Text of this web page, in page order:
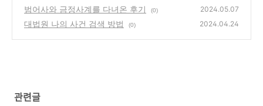
지 간단하게 정리
(0)
범어사와 금정사계를 다녀온 후기 (0) 2024.05.07
대법원 나의 사건 검색 방법 (0) 2024.04.24
관련글